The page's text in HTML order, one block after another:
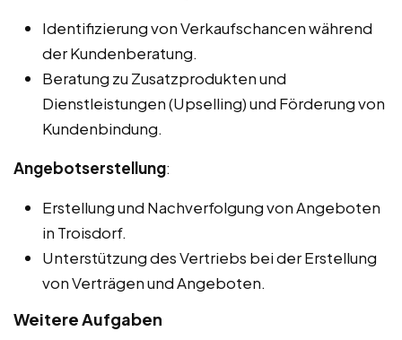
Identifizierung von Verkaufschancen während
der Kundenberatung.
Beratung zu Zusatzprodukten und
Dienstleistungen (Upselling) und Förderung von
Kundenbindung.
Angebotserstellung:
Erstellung und Nachverfolgung von Angeboten
in Troisdorf.
Unterstützung des Vertriebs bei der Erstellung
von Verträgen und Angeboten.
Weitere Aufgaben